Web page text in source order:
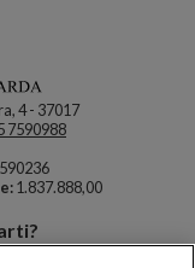
4 - 37017
7590988
1.837.888,00